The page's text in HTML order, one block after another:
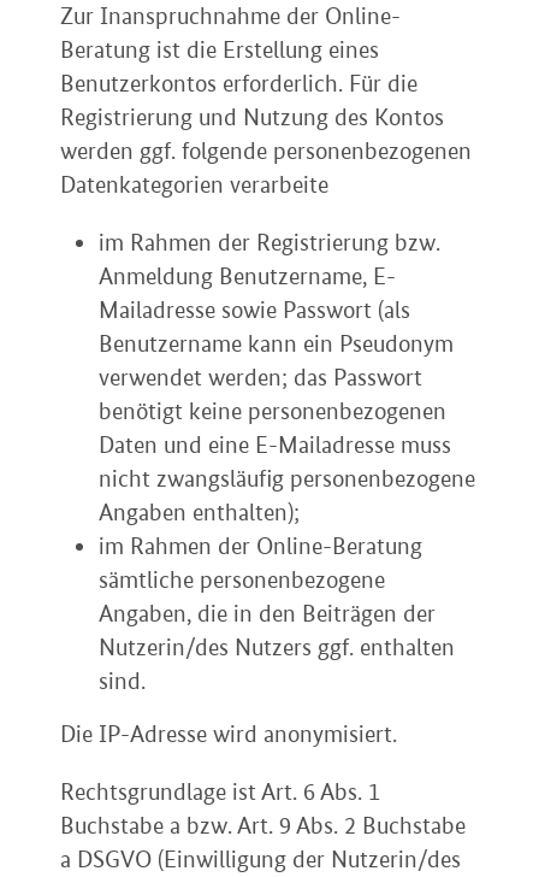
Zur Inanspruchnahme der Online-
Beratung ist die Erstellung eines
Benutzerkontos erforderlich. Für die
Registrierung und Nutzung des Kontos
werden ggf. folgende personenbezogenen
Datenkategorien verarbeite
im Rahmen der Registrierung bzw.
Anmeldung Benutzername, E-
Mailadresse sowie Passwort (als
Benutzername kann ein Pseudonym
verwendet werden; das Passwort
benötigt keine personenbezogenen
Daten und eine E-Mailadresse muss
nicht zwangsläufig personenbezogene
Angaben enthalten);
im Rahmen der Online-Beratung
sämtliche personenbezogene
Angaben, die in den Beiträgen der
Nutzerin/des Nutzers ggf. enthalten
sind.
Die IP-Adresse wird anonymisiert.
Rechtsgrundlage ist Art. 6 Abs. 1
Buchstabe a bzw. Art. 9 Abs. 2 Buchstabe
a DSGVO (Einwilligung der Nutzerin/des